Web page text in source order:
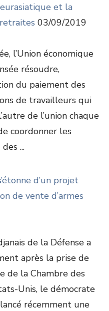
et la
03/09/2019
l’Union économique
résoudre,
du paiement des
de travailleurs qui
de l’union chaque
coordonner les
...
d’un projet
de vente d’armes
de la Défense a
après la prise de
de la Chambre des
Unis, le démocrate
récemment une